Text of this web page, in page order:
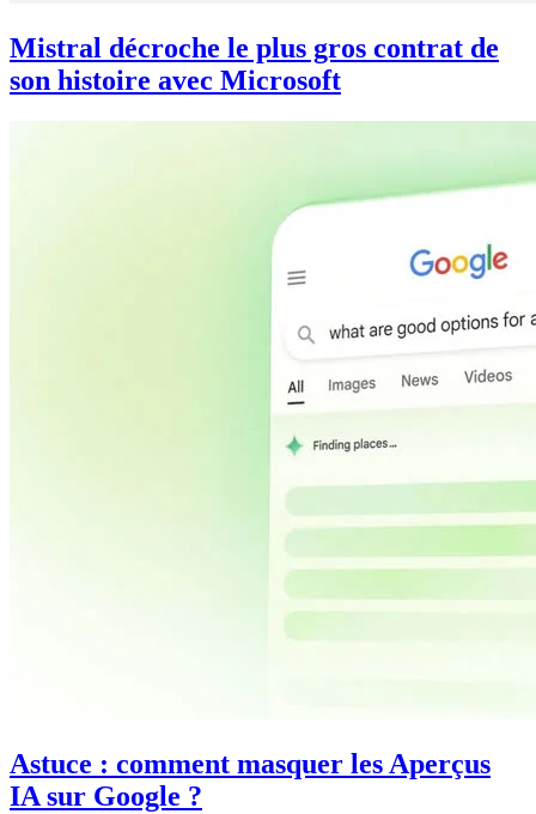
Mistral décroche le plus gros contrat de
son histoire avec Microsoft
Astuce : comment masquer les Aperçus
IA sur Google ?